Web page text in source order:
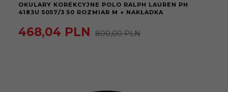
OKULARY KOREKCYJNE POLO RALPH LAUREN PH
4183U 5057/3 50 ROZMIAR M + NAKŁADKA
468,04 PLN 800,00 PLN